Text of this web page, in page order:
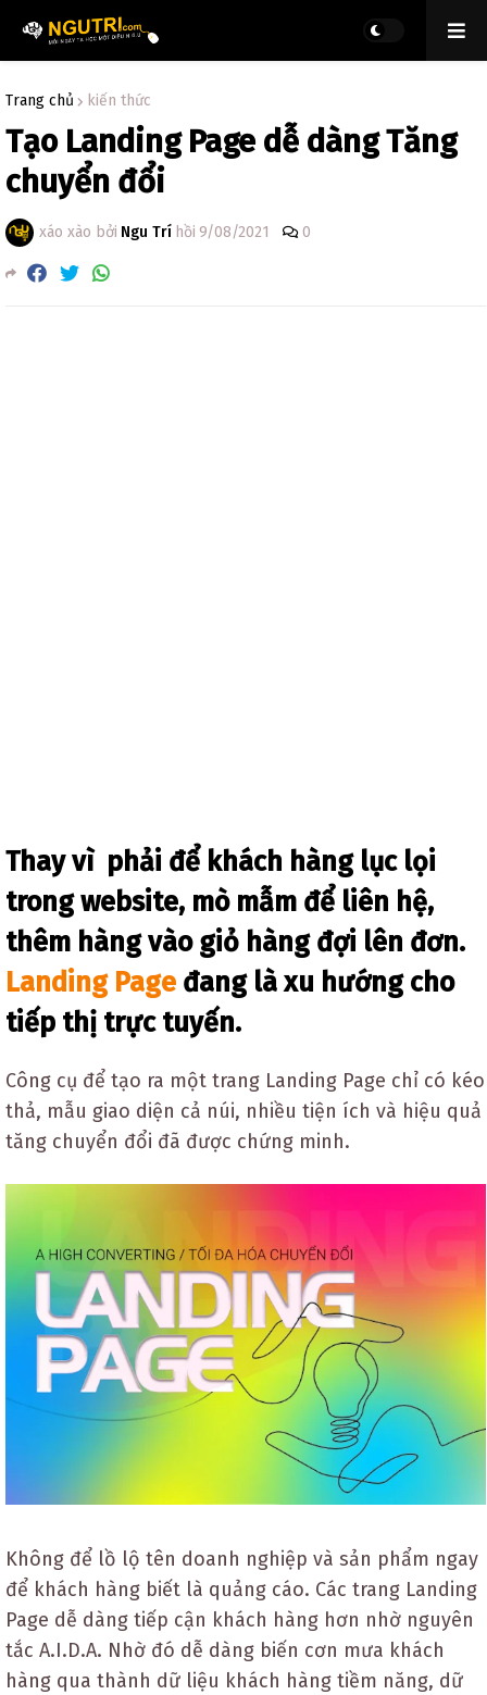
Trang chủ kiến thức
Tạo Landing Page dễ dàng Tăng
chuyển đổi
xáo xào bởi Ngu Trí hồi 9/08/2021 0
Thay vì phải để khách hàng lục lọi
trong website, mò mẫm để liên hệ,
thêm hàng vào giỏ hàng đợi lên đơn.
Landing Page đang là xu hướng cho
tiếp thị trực tuyến.
Công cụ để tạo ra một trang Landing Page chỉ có kéo
thả, mẫu giao diện cả núi, nhiều tiện ích và hiệu quả
tăng chuyển đổi đã được chứng minh.
Không để lồ lộ tên doanh nghiệp và sản phẩm ngay
để khách hàng biết là quảng cáo. Các trang Landing
Page dễ dàng tiếp cận khách hàng hơn nhờ nguyên
tắc A.I.D.A. Nhờ đó dễ dàng biến cơn mưa khách
hàng qua thành dữ liệu khách hàng tiềm năng, dữ